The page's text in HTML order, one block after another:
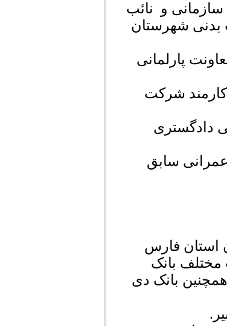
و نائب
بدنی شهرستان
پارلمانی
شرکت
دادگستری
عمرانی سابق
استان فارس
بانک
بانک دی